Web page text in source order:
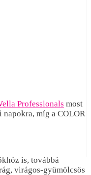
Professionals most
míg a COLOR
is, továbbá
virágos-gyümölcsös